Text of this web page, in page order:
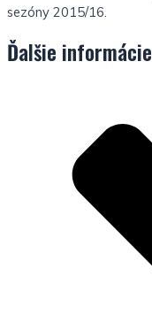
sezóny 2015/16.
Ďalšie informácie